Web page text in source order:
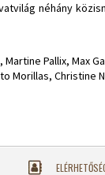
néhány
Pallix, Max
Morillas, Christine